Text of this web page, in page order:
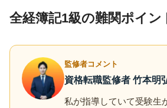
全経簿記1級の難関ポイン
監修者コメント
資格転職監修者 竹本明
私が指導していて受験生